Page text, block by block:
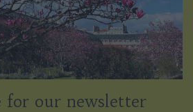
for our newsletter